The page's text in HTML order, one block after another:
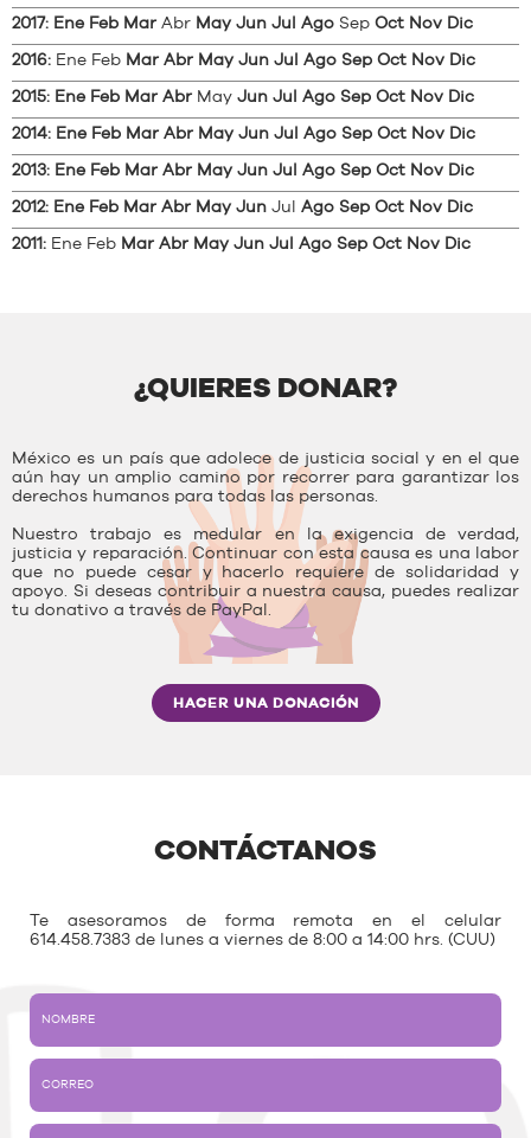
2017: Ene Feb Mar Abr May Jun Jul Ago Sep Oct Nov Dic
2016: Ene Feb Mar Abr May Jun Jul Ago Sep Oct Nov Dic
2015: Ene Feb Mar Abr May Jun Jul Ago Sep Oct Nov Dic
2014: Ene Feb Mar Abr May Jun Jul Ago Sep Oct Nov Dic
2013: Ene Feb Mar Abr May Jun Jul Ago Sep Oct Nov Dic
2012: Ene Feb Mar Abr May Jun Jul Ago Sep Oct Nov Dic
2011: Ene Feb Mar Abr May Jun Jul Ago Sep Oct Nov Dic
¿QUIERES DONAR?
México es un país que adolece de justicia social y en el que
aún hay un amplio camino por recorrer para garantizar los
derechos humanos para todas las personas.
Nuestro trabajo es medular en la exigencia de verdad,
justicia y reparación. Continuar con esta causa es una labor
que no puede cesar y hacerlo requiere de solidaridad y
apoyo. Si deseas contribuir a nuestra causa, puedes realizar
tu donativo a través de PayPal.
HACER UNA DONACIÓN
CONTÁCTANOS
Te asesoramos de forma remota en el celular
614.458.7383 de lunes a viernes de 8:00 a 14:00 hrs. (CUU)